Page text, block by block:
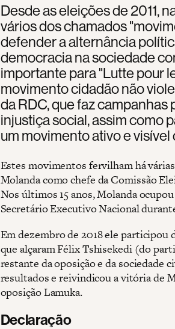
Desde as eleições de 2011,
vários dos chamados
defender a alternância
democracia na sociedade
importante para "Lutte pour
movimento cidadão não
da RDC, que faz
injustiça social, assim como
um movimento ativo e
Estes movimentos fervilham há
Molanda como chefe da Comissão
Nos últimos 15 anos, Molanda
Secretário Executivo Nacional
Em dezembro de 2018 ele participou
que alçaram Félix Tshisekedi (do
restante da oposição e da sociedade
resultados e reivindicou a vitória de
oposição Lamuka.
Declaração